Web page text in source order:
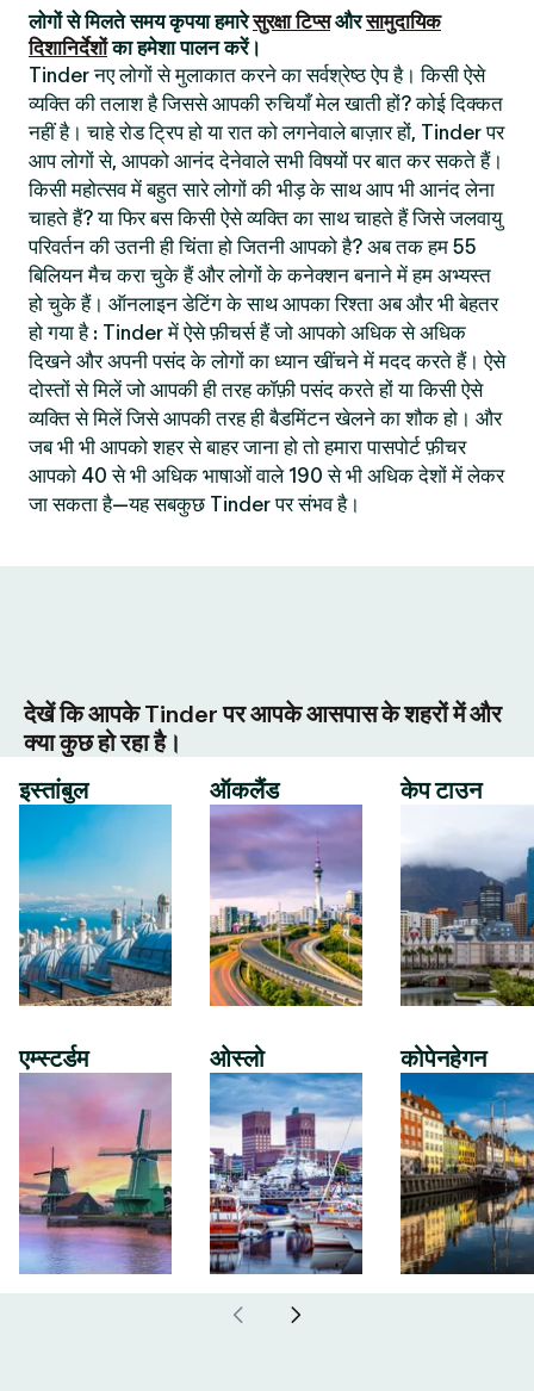
लोगों से मिलते समय कृपया हमारेसुरक्षा टिप्सऔरसामुदायिक
दिशानिर्देशोंका हमेशा पालन करें।
Tinder नए लोगों से मुलाकात करने का सर्वश्रेष्ठ ऐप है। किसी ऐसे
व्यक्ति की तलाश है जिससे आपकी रुचियाँ मेल खाती हों? कोई दिक्कत
नहीं है। चाहे रोड ट्रिप हो या रात को लगनेवाले बाज़ार हों, Tinder पर
आप लोगों से, आपको आनंद देनेवाले सभी विषयों पर बात कर सकते हैं।
किसी महोत्सव में बहुत सारे लोगों की भीड़ के साथ आप भी आनंद लेना
चाहते हैं? या फिर बस किसी ऐसे व्यक्ति का साथ चाहते हैं जिसे जलवायु
परिवर्तन की उतनी ही चिंता हो जितनी आपको है? अब तक हम 55
बिलियन मैच करा चुके हैं और लोगों के कनेक्शन बनाने में हम अभ्यस्त
हो चुके हैं। ऑनलाइन डेटिंग के साथ आपका रिश्ता अब और भी बेहतर
हो गया है : Tinder में ऐसे फ़ीचर्स हैं जो आपको अधिक से अधिक
दिखने और अपनी पसंद के लोगों का ध्यान खींचने में मदद करते हैं। ऐसे
दोस्तों से मिलें जो आपकी ही तरह कॉफ़ी पसंद करते हों या किसी ऐसे
व्यक्ति से मिलें जिसे आपकी तरह ही बैडमिंटन खेलने का शौक हो। और
जब भी भी आपको शहर से बाहर जाना हो तो हमारा पासपोर्ट फ़ीचर
आपको 40 से भी अधिक भाषाओं वाले 190 से भी अधिक देशों में लेकर
जा सकता है—यह सबकुछ Tinder पर संभव है।
देखें कि आपके Tinder पर आपके आसपास के शहरों में और
क्या कुछ हो रहा है।
इस्तांबुल
एम्स्टर्डम
ऑकलैंड
ओस्लो
केप टाउन
कोपेनहेगन